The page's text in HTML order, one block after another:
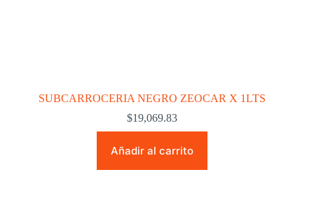
SUBCARROCERIA NEGRO ZEOCAR X 1LTS
$19,069.83
Añadir al carrito